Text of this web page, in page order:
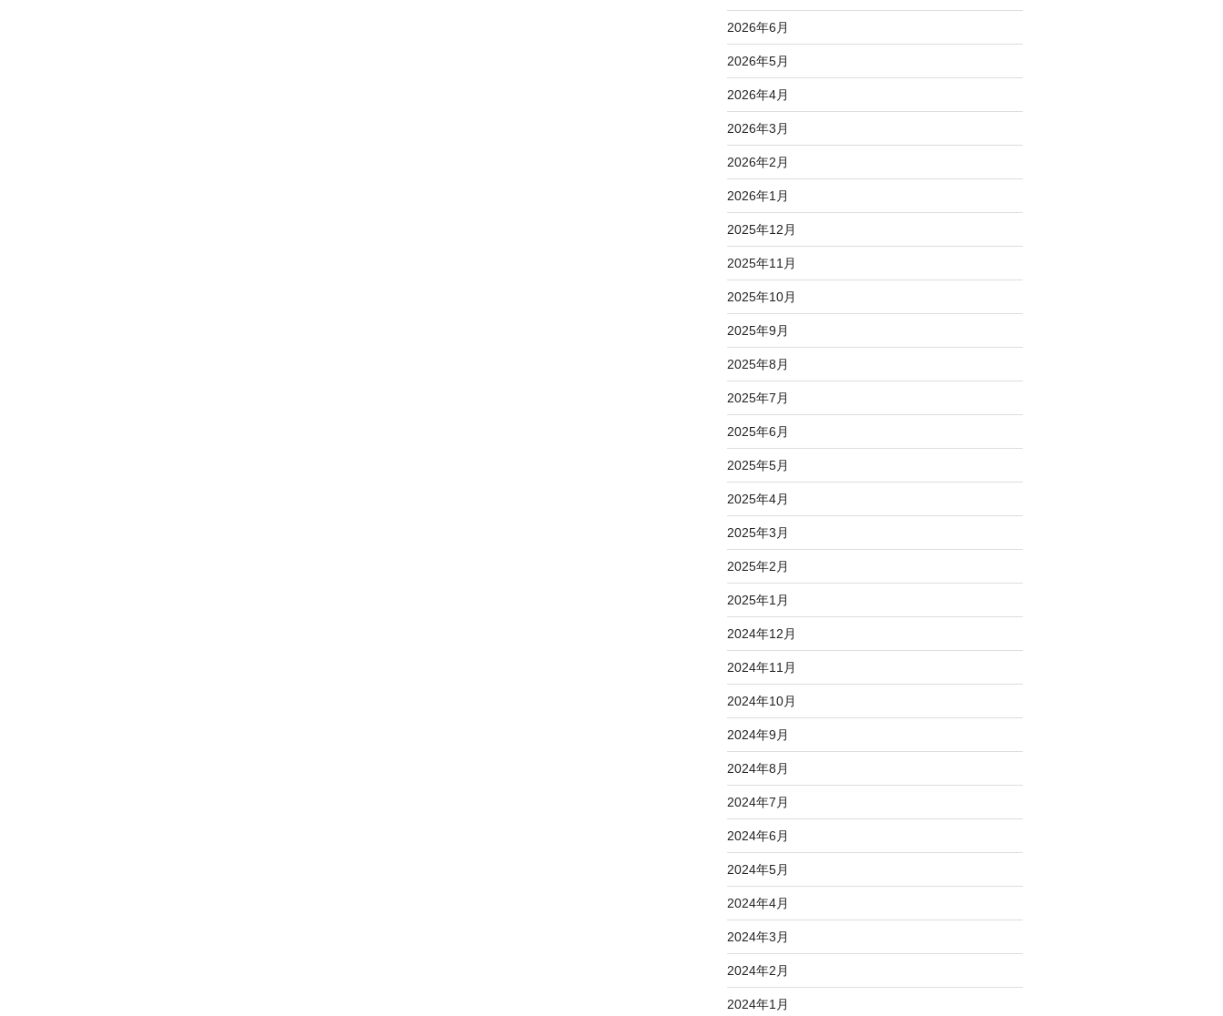
2026年6月
2026年5月
2026年4月
2026年3月
2026年2月
2026年1月
2025年12月
2025年11月
2025年10月
2025年9月
2025年8月
2025年7月
2025年6月
2025年5月
2025年4月
2025年3月
2025年2月
2025年1月
2024年12月
2024年11月
2024年10月
2024年9月
2024年8月
2024年7月
2024年6月
2024年5月
2024年4月
2024年3月
2024年2月
2024年1月